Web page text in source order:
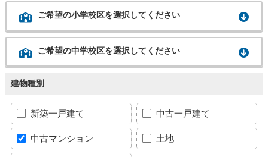
ご希望の小学校区を選択してください
ご希望の中学校区を選択してください
建物種別
新築一戸建て 中古一戸建て
中古マンション 土地